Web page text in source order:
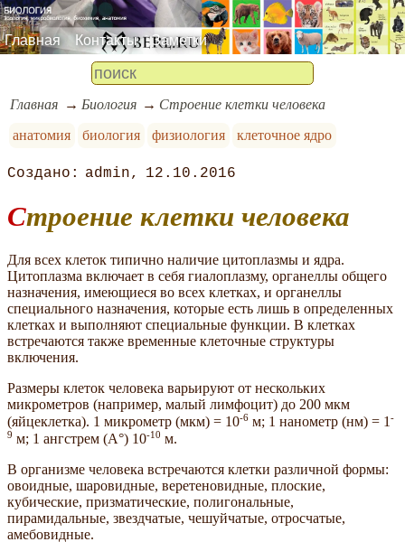
Главная Контакты Заметки
Главная Биология
Строение клетки человека
анатомия
биология физиология клеточное ядро
admin 12.10.2016
Строение клетки человека
Для всех клеток типично наличие цитоплазмы и ядра.
Цитоплазма включает в себя гиалоплазму, органеллы общего
назначения, имеющиеся во всех клетках, и органеллы
специального назначения, которые есть лишь в определенных
клетках и выполняют специальные функции. В клетках
встречаются также временные клеточные структуры
включения.
Размеры клеток человека варьируют от нескольких
микрометров (например, малый лимфоцит) до 200 мкм
(яйцеклетка). 1 микрометр (мкм) = 10-6 м; 1 нанометр (нм) = 1 -
9 м; 1 ангстрем (А°) 10-10 м.
В организме человека встречаются клетки различной формы:
овоидные, шаровидные, веретеновидные, плоские,
кубические, призматические, полигональные,
пирамидальные, звездчатые, чешуйчатые, отросчатые,
амебовидные.